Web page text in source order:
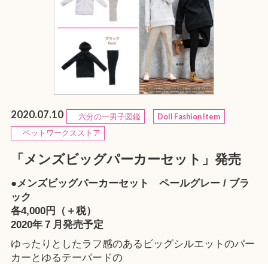
2020.07.10 六分の一男子図鑑
Doll Fashion Item
ペットワークスストア
「メンズビッグパーカーセット」発売
●メンズビッグパーカーセット ペールグレー / ブラ
ック
各4,000円（＋税）
2020年７月発売予定
ゆったりとしたラフ感のあるビッグシルエットのパー
カーとゆるテーパードの